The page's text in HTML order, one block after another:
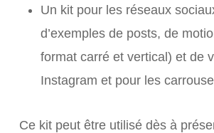
Un kit pour les réseaux
d’exemples de posts, de
format carré et vertical) et de
Instagram et pour les
Ce kit peut être utilisé dès à